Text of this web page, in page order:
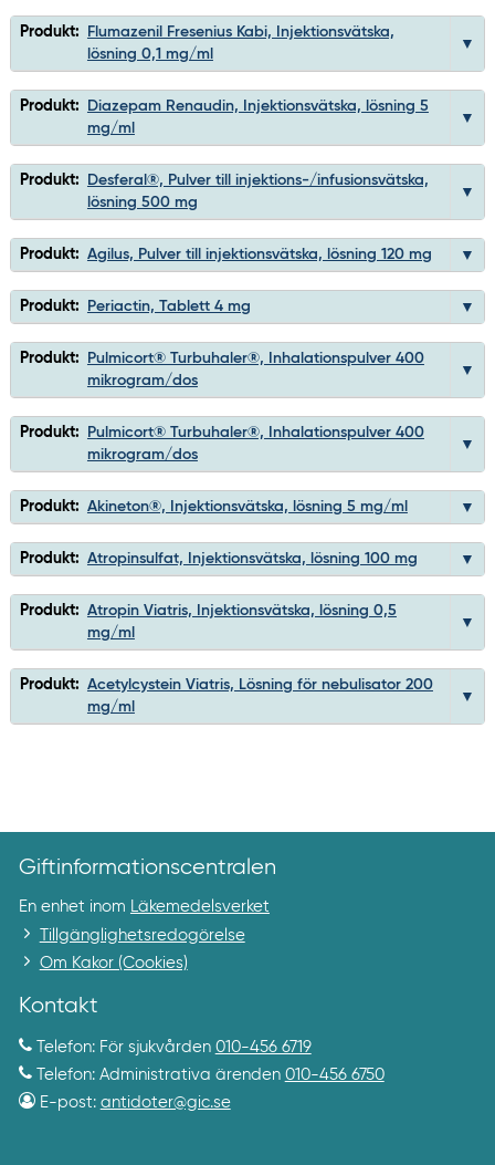
Produkt:
Flumazenil Fresenius Kabi, Injektionsvätska,
lösning 0,1 mg/ml
Produkt:
Diazepam Renaudin, Injektionsvätska, lösning 5
mg/ml
Produkt:
Desferal®, Pulver till injektions-/infusionsvätska,
lösning 500 mg
Produkt: Agilus, Pulver till injektionsvätska, lösning 120 mg
Produkt: Periactin, Tablett 4 mg
Produkt:
Pulmicort® Turbuhaler®, Inhalationspulver 400
mikrogram/dos
Produkt:
Pulmicort® Turbuhaler®, Inhalationspulver 400
mikrogram/dos
Produkt: Akineton®, Injektionsvätska, lösning 5 mg/ml
Produkt: Atropinsulfat, Injektionsvätska, lösning 100 mg
Produkt: Atropin Viatris, Injektionsvätska, lösning 0,5
mg/ml
Produkt: Acetylcystein Viatris, Lösning för nebulisator 200
mg/ml
Giftinformationscentralen
En enhet inom Läkemedelsverket
Tillgänglighetsredogörelse
Om Kakor (Cookies)
Kontakt
Telefon: För sjukvården 010-456 6719
Telefon: Administrativa ärenden 010-456 6750
E-post: antidoter@gic.se